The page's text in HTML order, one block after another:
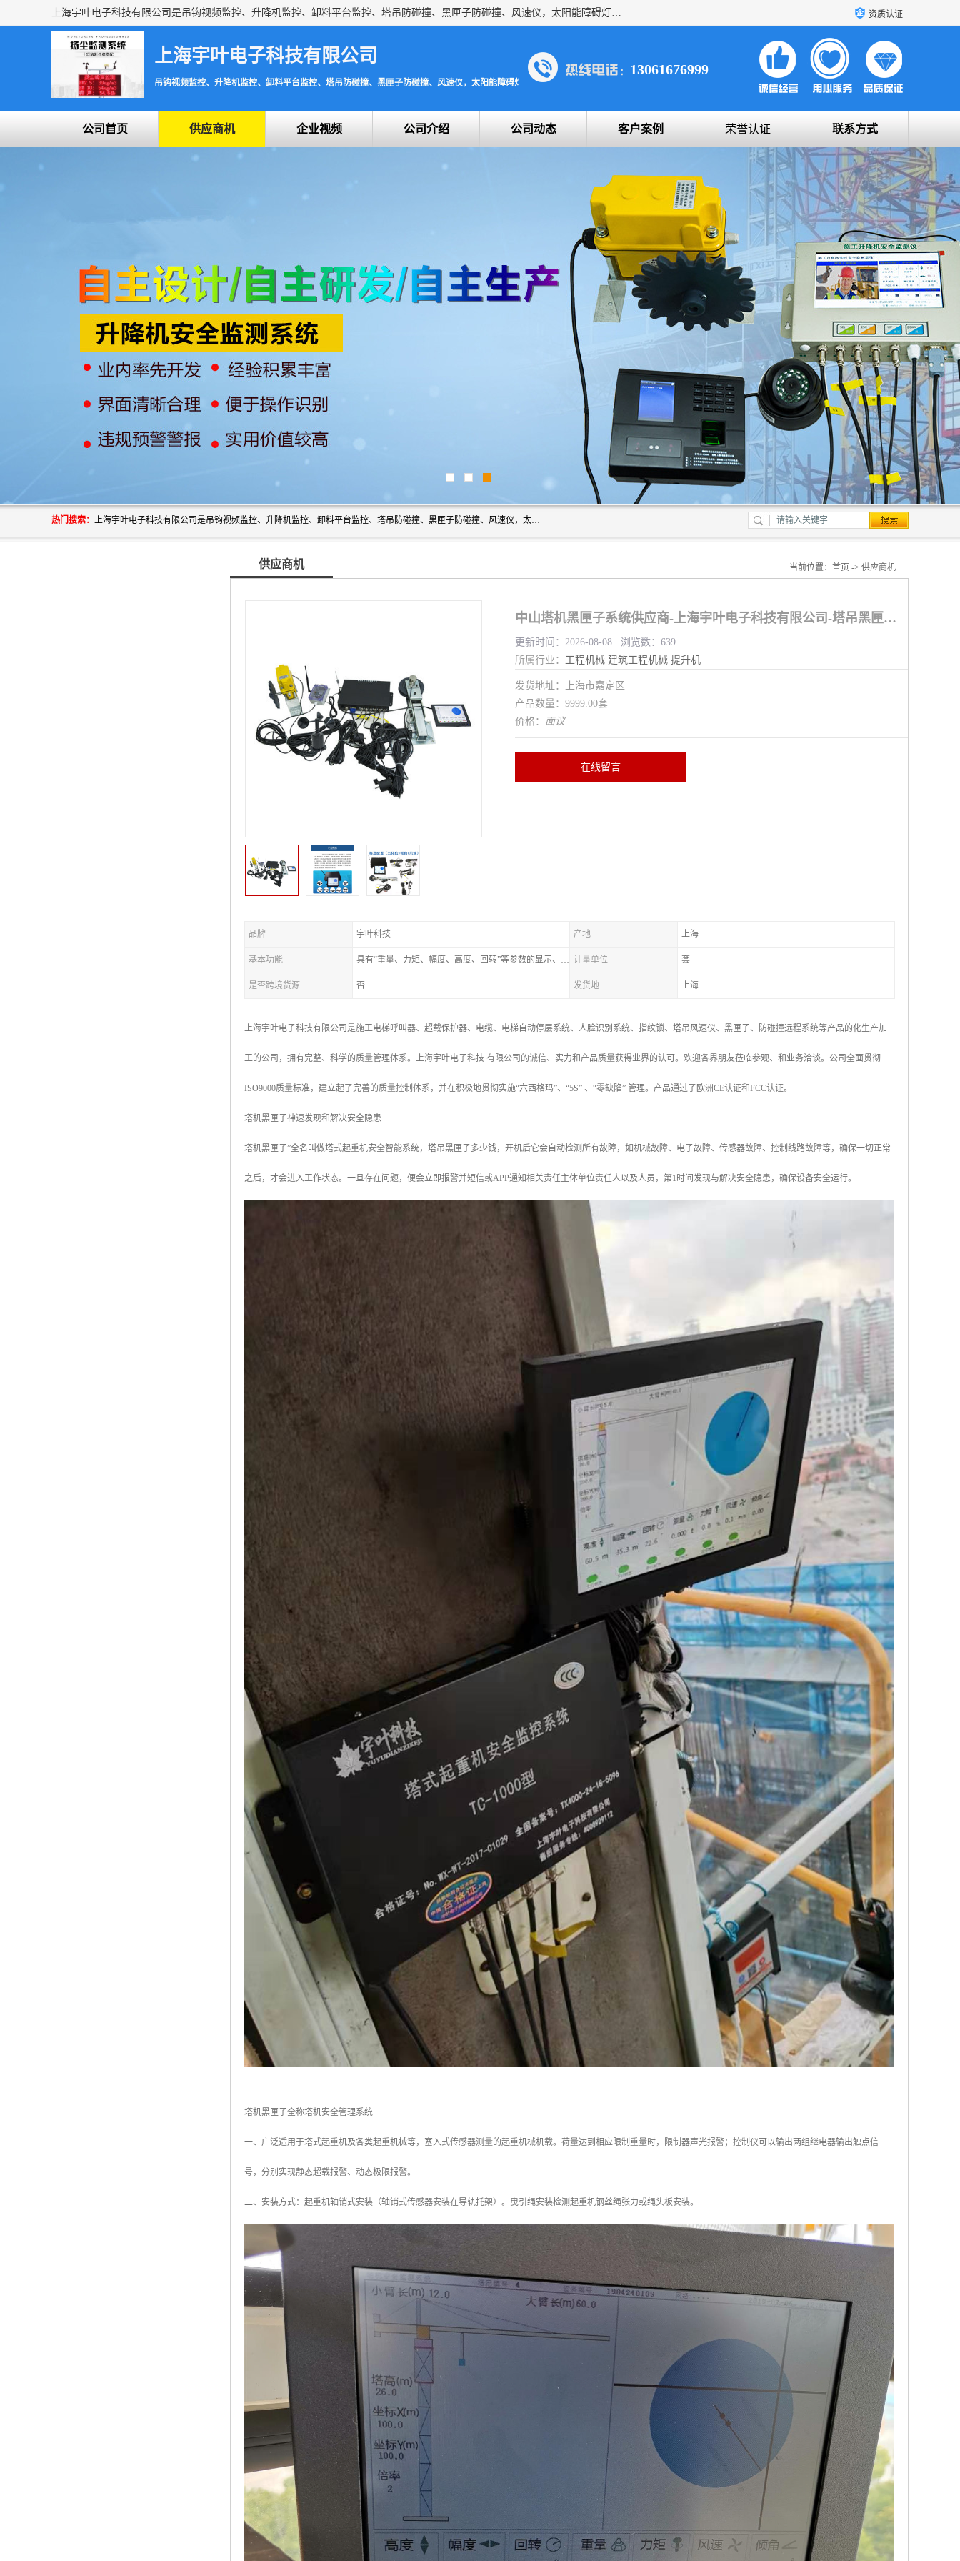
上海宇叶电子科技有限公司是吊钩视频监控、升降机监控、卸料平台监控、塔吊防碰撞、黑匣子防碰撞、风速仪，太阳能障碍灯安全提示灯等一系列升降机的常用配件产品专业研发生产加工的公司，拥有完整、科学的质量管理体系。 资质认证
上海宇叶电子科技有限公司
吊钩视频监控、升降机监控、卸料平台监控、塔吊防碰撞、黑匣子防碰撞、风速仪，太阳能障碍灯安全提示灯
13061676999
公司首页 供应商机 企业视频 公司介绍 公司动态 客户案例 荣誉认证 联系方式
热门搜索： 上海宇叶电子科技有限公司是吊钩视频监控、升降机监控、卸料平台监控、塔吊防碰撞、黑匣子防碰撞、风速仪，太阳能障碍灯安全提示灯等一系列升降机的常用配件产品专业研发生产加工的公司，拥有完整、科学的质量管理体系。
供应商机 当前位置： 首页 -> 供应商机
中山塔机黑匣子系统供应商-上海宇叶电子科技有限公司-塔吊黑匣子群塔防碰撞系统
更新时间：2026-08-08 浏览数：639
所属行业： 工程机械 建筑工程机械 提升机
发货地址：上海市嘉定区
产品数量：9999.00套
价格： 面议
在线留言
品牌 宇叶科技 产地 上海
基本功能 具有“重量、力矩、幅度、高度、回转”等参数的显示、记录、报警功 计量单位 套
是否跨境货源 否 发货地 上海
上海宇叶电子科技有限公司是施工电梯呼叫器、超载保护器、电缆、电梯自动停层系统、人脸识别系统、指纹锁、塔吊风速仪、黑匣子、防碰撞远程系统等产品的化生产加
工的公司，拥有完整、科学的质量管理体系。上海宇叶电子科技 有限公司的诚信、实力和产品质量获得业界的认可。欢迎各界朋友莅临参观、和业务洽谈。公司全面贯彻
ISO9000质量标准，建立起了完善的质量控制体系，并在积极地贯彻实施“六西格玛”、“5S” 、“零缺陷” 管理。产品通过了欧洲CE认证和FCC认证。
塔机黑匣子神速发现和解决安全隐患
塔机黑匣子”全名叫做塔式起重机安全智能系统，塔吊黑匣子多少钱，开机后它会自动检测所有故障，如机械故障、电子故障、传感器故障、控制线路故障等，确保一切正常
之后，才会进入工作状态。一旦存在问题，便会立即报警并短信或APP通知相关责任主体单位责任人以及人员，第1时间发现与解决安全隐患，确保设备安全运行。
塔机黑匣子全称塔机安全管理系统
一、广泛适用于塔式起重机及各类起重机械等，塞入式传感器测量的起重机械机载。荷量达到相应限制重量时，限制器声光报警；控制仪可以输出两组继电器输出触点信
号，分别实现静态超载报警、动态极限报警。
二、安装方式：起重机轴销式安装（轴销式传感器安装在导轨托架）。曳引绳安装检测起重机钢丝绳张力或绳头板安装。